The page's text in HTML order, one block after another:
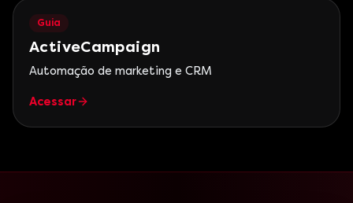
Guia
ActiveCampaign
Automação de marketing e CRM
Acessar